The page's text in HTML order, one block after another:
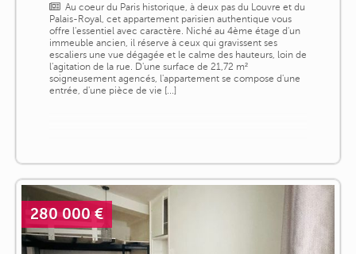
Au coeur du Paris historique, à deux pas du Louvre et du
Palais-Royal, cet appartement parisien authentique vous
offre l'essentiel avec caractère. Niché au 4ème étage d'un
immeuble ancien, il réserve à ceux qui gravissent ses
escaliers une vue dégagée et le calme des hauteurs, loin de
l'agitation de la rue. D'une surface de 21,72 m²
soigneusement agencés, l'appartement se compose d'une
entrée, d'une pièce de vie [...]
280 000 €